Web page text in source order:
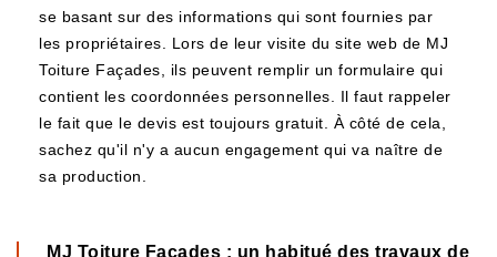
se basant sur des informations qui sont fournies par
les propriétaires. Lors de leur visite du site web de MJ
Toiture Façades, ils peuvent remplir un formulaire qui
contient les coordonnées personnelles. Il faut rappeler
le fait que le devis est toujours gratuit. À côté de cela,
sachez qu'il n'y a aucun engagement qui va naître de
sa production.
MJ Toiture Façades : un habitué des travaux de